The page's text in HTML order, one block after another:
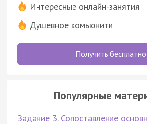
Интересные онлайн-занятия
Душевное комьюнити
Получить бесплатно
Популярные
Задание 3. Сопоставление